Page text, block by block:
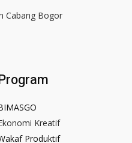
Cabang Bogor
Kreatif
Produktif